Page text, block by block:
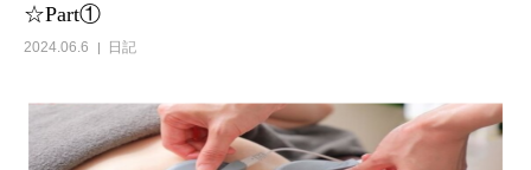
☆Part①
2024.06.6 日記
メニュー
Before＆After